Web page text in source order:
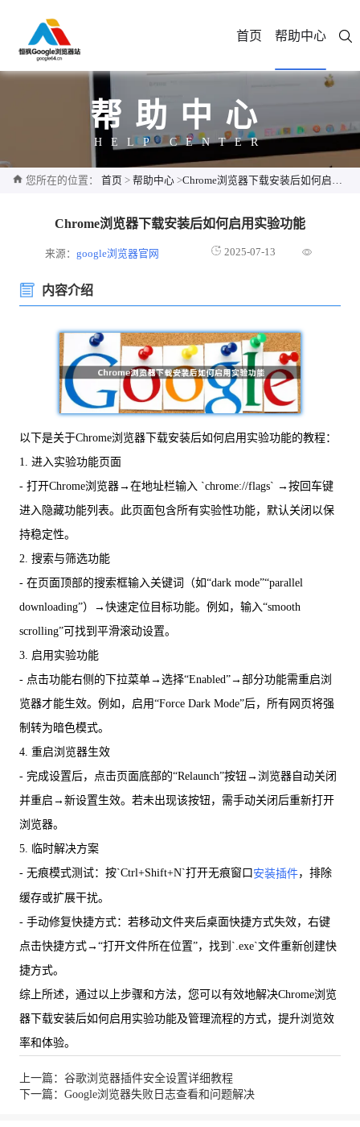
首页 帮助中心
帮助中心
HELP CENTER
您所在的位置： 首页 > 帮助中心 >Chrome浏览器下载安装后如何启用实验功能
Chrome浏览器下载安装后如何启用实验功能
来源：google浏览器官网 2025-07-13
内容介绍
以下是关于Chrome浏览器下载安装后如何启用实验功能的教程：
1. 进入实验功能页面
- 打开Chrome浏览器→在地址栏输入 `chrome://flags` →按回车键
进入隐藏功能列表。此页面包含所有实验性功能，默认关闭以保
持稳定性。
2. 搜索与筛选功能
- 在页面顶部的搜索框输入关键词（如“dark mode”“parallel
downloading”）→快速定位目标功能。例如，输入“smooth
scrolling”可找到平滑滚动设置。
3. 启用实验功能
- 点击功能右侧的下拉菜单→选择“Enabled”→部分功能需重启浏
览器才能生效。例如，启用“Force Dark Mode”后，所有网页将强
制转为暗色模式。
4. 重启浏览器生效
- 完成设置后，点击页面底部的“Relaunch”按钮→浏览器自动关闭
并重启→新设置生效。若未出现该按钮，需手动关闭后重新打开
浏览器。
5. 临时解决方案
- 无痕模式测试：按`Ctrl+Shift+N`打开无痕窗口 安装插件，排除
缓存或扩展干扰。
- 手动修复快捷方式：若移动文件夹后桌面快捷方式失效，右键
点击快捷方式→“打开文件所在位置”，找到`.exe`文件重新创建快
捷方式。
综上所述，通过以上步骤和方法，您可以有效地解决Chrome浏览
器下载安装后如何启用实验功能及管理流程的方式，提升浏览效
率和体验。
上一篇：谷歌浏览器插件安全设置详细教程
下一篇：Google浏览器失败日志查看和问题解决